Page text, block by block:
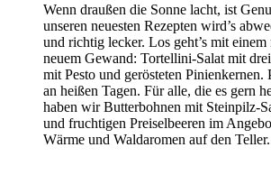
Wenn draußen die Sonne lacht, ist
unseren neuesten Rezepten wird’s
und richtig lecker. Los geht’s mit
neuem Gewand: Tortellini-Salat mit
mit Pesto und gerösteten
an heißen Tagen. Für alle, die es gern
haben wir Butterbohnen mit Steinpilz-
und fruchtigen Preiselbeeren im
Wärme und Waldaromen auf den